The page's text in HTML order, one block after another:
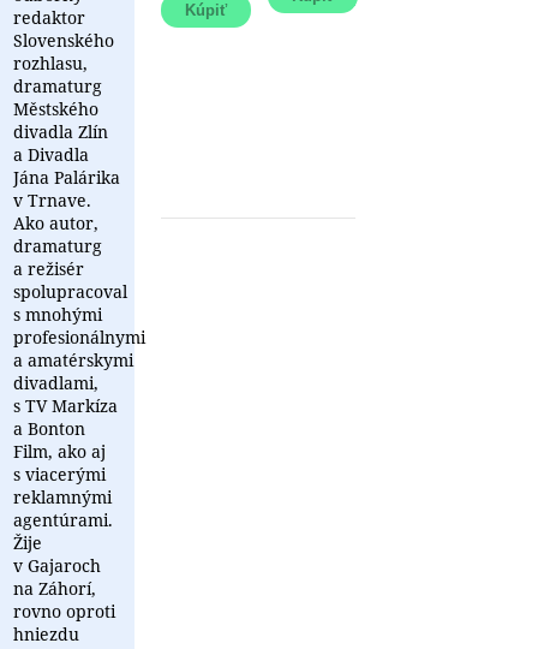
redaktor
Slovenského
rozhlasu,
dramaturg
Městského
divadla Zlín
a Divadla
Jána Palárika
v Trnave.
Ako autor,
dramaturg
a režisér
spolupracoval
s mnohými
profesionálnymi
a amatérskymi
divadlami,
s TV Markíza
a Bonton
Film, ako aj
s viacerými
reklamnými
agentúrami.
Žije
v Gajaroch
na Záhorí,
rovno oproti
hniezdu
D.
priebehu